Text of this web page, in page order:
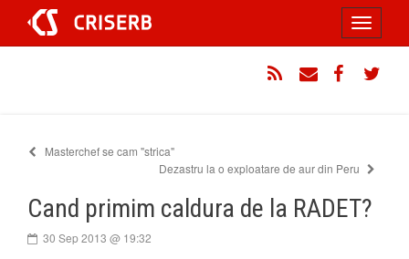
conținut
Toggle
Masterchef se cam "strica"
Dezastru la o exploatare de aur din Peru
Cand primim caldura de la RADET?
30 Sep 2013 @ 19:32